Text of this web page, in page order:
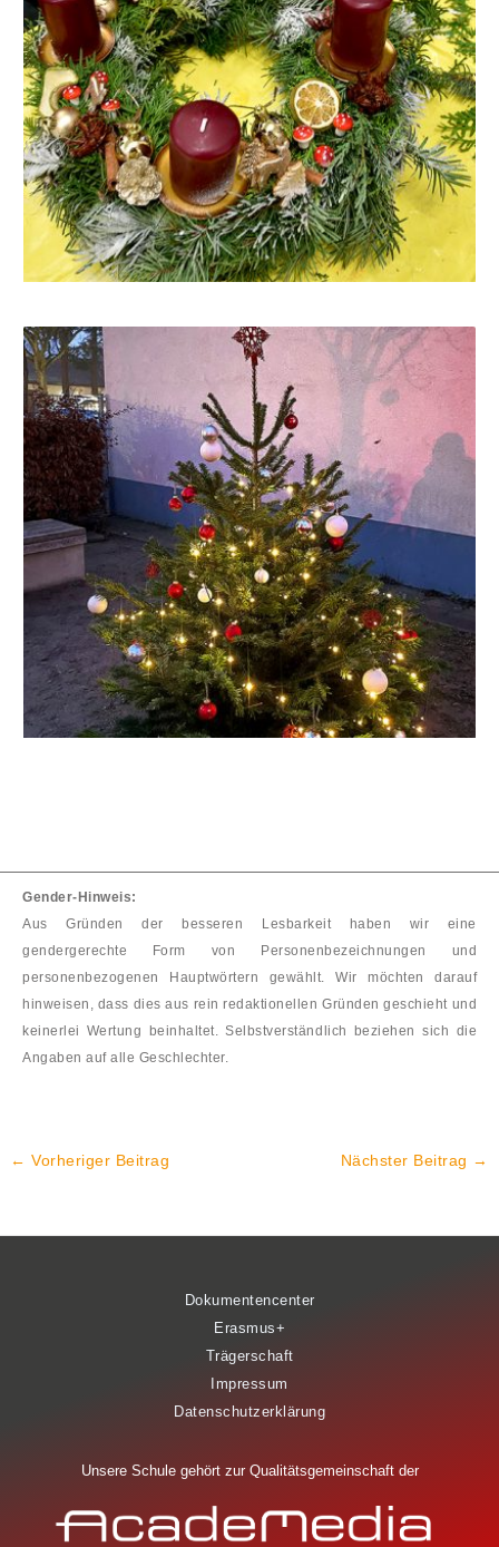
Gender-Hinweis:
Aus Gründen der besseren Lesbarkeit haben wir eine
gendergerechte Form von Personenbezeichnungen und
personenbezogenen Hauptwörtern gewählt. Wir möchten darauf
hinweisen, dass dies aus rein redaktionellen Gründen geschieht und
keinerlei Wertung beinhaltet. Selbstverständlich beziehen sich die
Angaben auf alle Geschlechter.
← Vorheriger Beitrag Nächster Beitrag →
Dokumentencenter
Erasmus+
Trägerschaft
Impressum
Datenschutzerklärung
Unsere Schule gehört zur Qualitätsgemeinschaft der